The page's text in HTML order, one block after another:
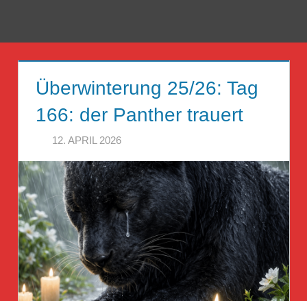
Guckloch
Herr
Geheimrat
auf
Reisen
Überwinterung 25/26: Tag
166: der Panther trauert
12. APRIL 2026